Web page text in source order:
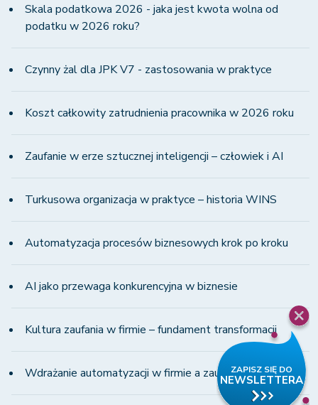
Skala podatkowa 2026 - jaka jest kwota wolna od
podatku w 2026 roku?
Czynny żal dla JPK V7 - zastosowania w praktyce
Koszt całkowity zatrudnienia pracownika w 2026 roku
Zaufanie w erze sztucznej inteligencji – człowiek i AI
Turkusowa organizacja w praktyce – historia WINS
Automatyzacja procesów biznesowych krok po kroku
AI jako przewaga konkurencyjna w biznesie
Kultura zaufania w firmie – fundament transformacji
Wdrażanie automatyzacji w firmie a zaufanie zespołu